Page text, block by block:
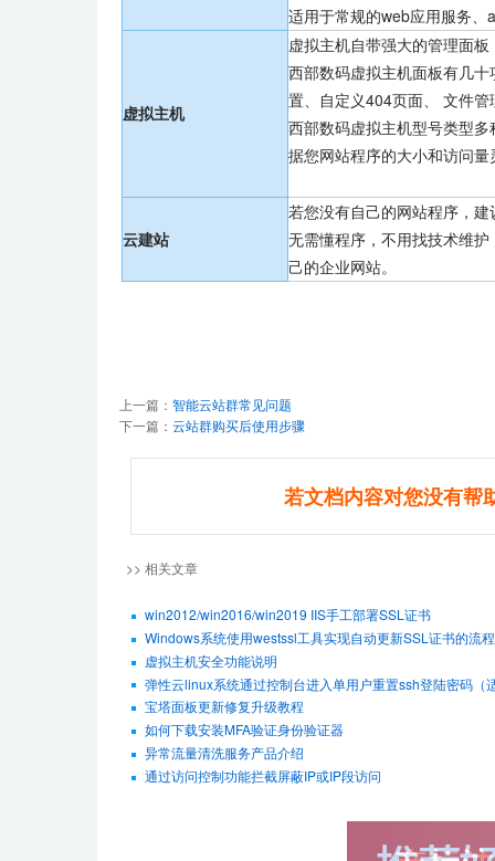
适用于常规的web应用服务
虚拟主机
虚拟主机自带强大的管理面
西部数码虚拟主机面板有几
置、自定义404页面、 文件
西部数码虚拟主机型号类型
据您网站程序的大小和访问量
云建站
若您没有自己的网站程序，
无需懂程序，不用找技术维
己的企业网站。
上一篇： 智能云站群常见问题
下一篇： 云站群购买后使用步骤
若文档内容对您没有帮
>> 相关文章
win2012/win2016/win2019 IIS手工部署SSL证书
Windows系统使用westssl工具实现自动更新SSL证书的流程
虚拟主机安全功能说明
弹性云linux系统通过控制台进入单用户重置ssh登陆密码（
宝塔面板更新修复升级教程
如何下载安装MFA验证身份验证器
异常流量清洗服务产品介绍
通过访问控制功能拦截屏蔽IP或IP段访问